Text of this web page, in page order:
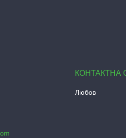
Любов